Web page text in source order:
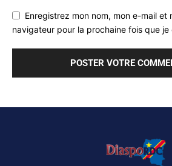
Enregistrez mon nom, mon e-mail et
navigateur pour la prochaine fois que je